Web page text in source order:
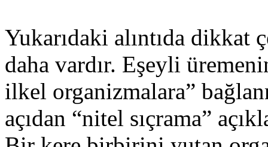
Yukarıdaki alıntıda
daha vardır. Eşeyli
ilkel organizmalara”
açıdan “nitel sıçrama”